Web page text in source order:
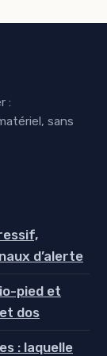
:
sans
d’alerte
pied et
dos
: laquelle